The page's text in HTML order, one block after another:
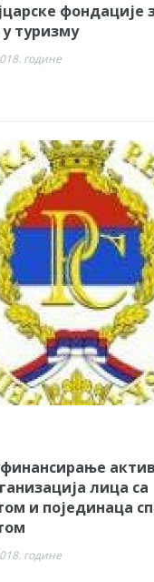
фондације
туризму
године
лица са
и појединаца
године